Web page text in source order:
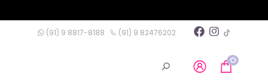
(91) 9 8817-8188 (91) 9 82476202
0